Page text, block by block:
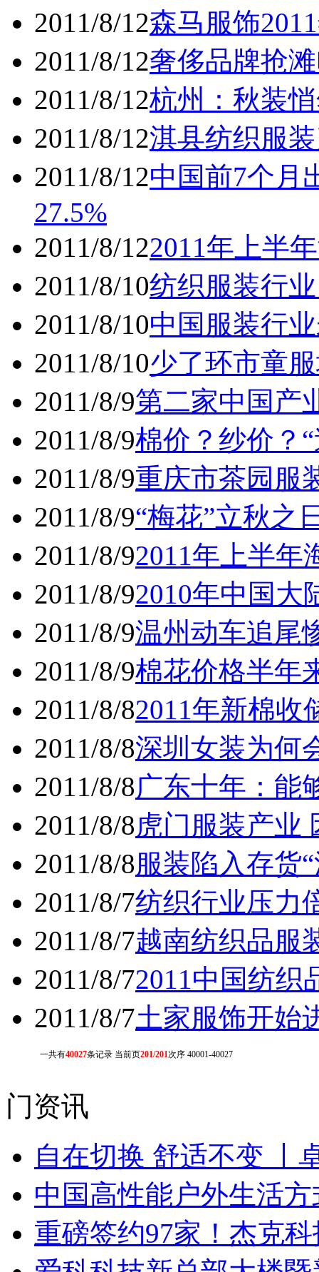
2011/8/12森马服饰
2011/8/12奢侈品牌抢
2011/8/12杭州：秋装
2011/8/12淇县纺织服
2011/8/12中国前7个月
27.5%
2011/8/122011年上半
2011/8/10纺织服装行
2011/8/10中国服装行
2011/8/10少了环市童
2011/8/9第二家中国产
2011/8/9棉价？纱价？
2011/8/9重庆市茶园服
2011/8/9“梅花”立秋之
2011/8/92011年上半年
2011/8/92010年中国大
2011/8/9温州动车追尾
2011/8/9棉花价格半年
2011/8/82011年新棉收
2011/8/8深圳女装为何
2011/8/8广东十年：能
2011/8/8虎门服装产业
2011/8/8服装陷入存货
2011/8/7纺织行业压力
2011/8/7越南纺织品服
2011/8/72011中国纺织
2011/8/7土家服饰开始
一共有40027条记录 当前页201/201次序 40001-40027
门资讯
自在切换 舒适不变 丨
中国高性能户外生活
重磅签约97家！杰克